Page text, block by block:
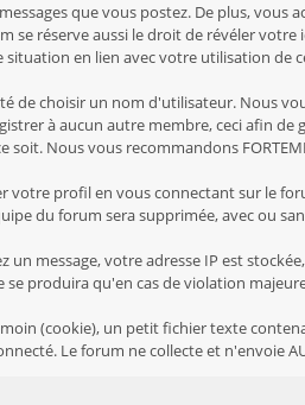
que vous postez. De plus,
se réserve aussi le droit de révéler
en lien avec votre utilisation de
de choisir un nom d'utilisateur. Nous
à aucun autre membre, ceci afin
soit. Nous vous recommandons
votre profil en vous connectant sur le
du forum sera supprimée, avec ou
un message, votre adresse IP est
se produira qu'en cas de violation
(cookie), un petit fichier texte
Le forum ne collecte et n'envoie